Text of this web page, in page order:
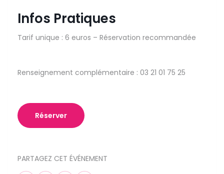
Infos Pratiques
Tarif unique : 6 euros – Réservation recommandée
Renseignement complémentaire : 03 21 01 75 25
Réserver
PARTAGEZ CET ÉVÉNEMENT